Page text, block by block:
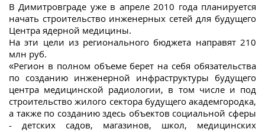
В Димитровграде уже в апреле 2010 года планируется
начать строительство инженерных сетей для будущего
Центра ядерной медицины.
На эти цели из регионального бюджета направят 210
млн руб.
«Регион в полном объеме берет на себя обязательства
по созданию инженерной инфраструктуры будущего
центра медицинской радиологии, в том числе и под
строительство жилого сектора будущего академгородка,
а также по созданию здесь объектов социальной сферы
- детских садов, магазинов, школ, медицинских